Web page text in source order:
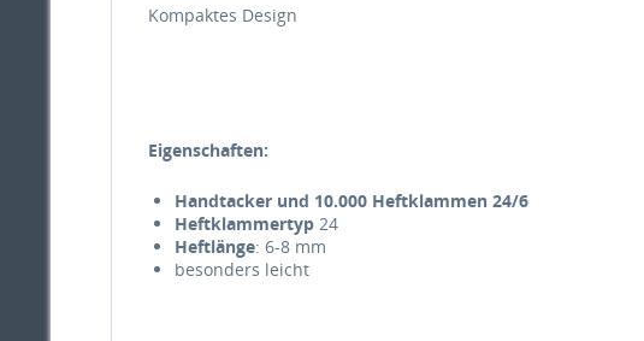
Kompaktes Design
Eigenschaften:
Handtacker und 10.000 Heftklammen 24/6
Heftklammertyp 24
Heftlänge: 6-8 mm
besonders leicht